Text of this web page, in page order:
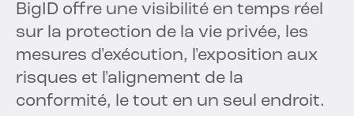
BigID offre une visibilité en temps réel
sur la protection de la vie privée, les
mesures d'exécution, l'exposition aux
risques et l'alignement de la
conformité, le tout en un seul endroit.